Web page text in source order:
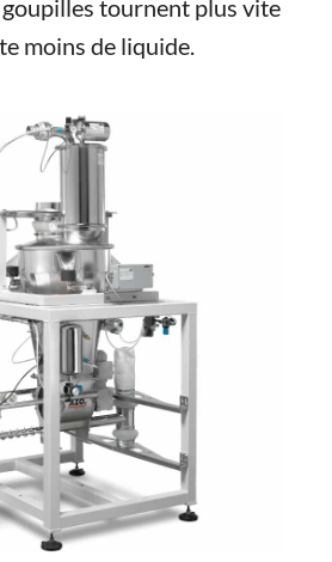
goupilles tournent plus vite
moins de liquide.